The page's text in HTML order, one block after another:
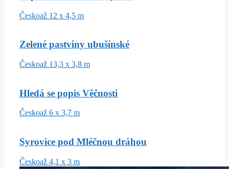
Českoaž 12 x 4,5 m
Zelené pastviny ubušínské
Českoaž 13,3 x 3,8 m
Hledá se popis Věčnosti
Českoaž 6 x 3,7 m
Syrovice pod Mléčnou dráhou
Českoaž 4,1 x 3 m